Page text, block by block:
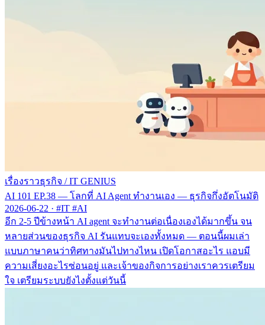
เรื่องราวธุรกิจ / IT GENIUS
AI 101 EP.38 — โลกที่ AI Agent ทำงานเอง — ธุรกิจกึ่งอัตโนมัติ
2026-06-22 · #IT #AI
อีก 2-5 ปีข้างหน้า AI agent จะทำงานต่อเนื่องเองได้มากขึ้น จน
หลายส่วนของธุรกิจ AI รันแทบจะเองทั้งหมด — ตอนนี้ผมเล่า
แบบภาษาคนว่าทิศทางมันไปทางไหน เปิดโอกาสอะไร แอบมี
ความเสี่ยงอะไรซ่อนอยู่ และเจ้าของกิจการอย่างเราควรเตรียม
ใจ เตรียมระบบยังไงตั้งแต่วันนี้